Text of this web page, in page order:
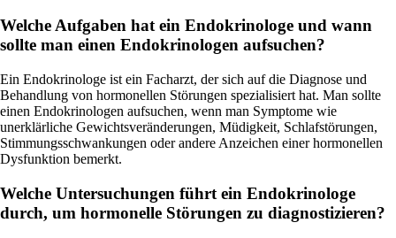
Welche Aufgaben hat ein Endokrinologe und wann
sollte man einen Endokrinologen aufsuchen?
Ein Endokrinologe ist ein Facharzt, der sich auf die Diagnose und
Behandlung von hormonellen Störungen spezialisiert hat. Man sollte
einen Endokrinologen aufsuchen, wenn man Symptome wie
unerklärliche Gewichtsveränderungen, Müdigkeit, Schlafstörungen,
Stimmungsschwankungen oder andere Anzeichen einer hormonellen
Dysfunktion bemerkt.
Welche Untersuchungen führt ein Endokrinologe
durch, um hormonelle Störungen zu diagnostizieren?